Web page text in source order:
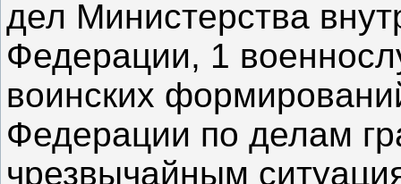
дел Министерства
Федерации, 1
воинских
Федерации по делам
чрезвычайным